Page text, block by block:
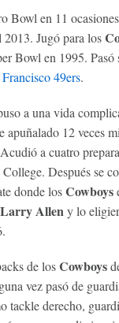
Bowl en 11
2013. Jugó para los
Bowl en 1995. Pasó
49ers.
a una vida
12 veces
a cuatro
Después se
donde losCowboys
Larry Alleny lo
de losCowboys
vez pasó de
tackle derecho,